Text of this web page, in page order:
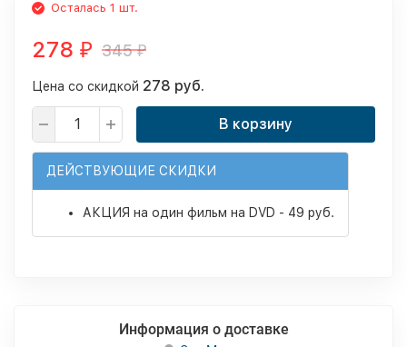
Осталась 1 шт.
278 ₽ 345₽
Цена со скидкой 278 руб.
В корзину
ДЕЙСТВУЮЩИЕ СКИДКИ
АКЦИЯ на один фильм на DVD - 49 руб.
Информация о доставке